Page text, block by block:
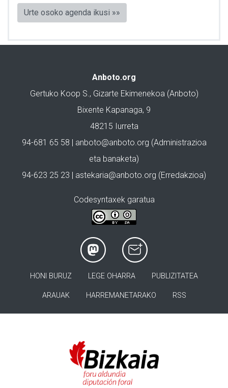
Urte osoko agenda ikusi »»
Anboto.org
Gertuko Koop S., Gizarte Ekimenekoa (Anboto)
Bixente Kapanaga, 9
48215 Iurreta
94-681 65 58 | anboto@anboto.org (Administrazioa
eta banaketa)
94-623 25 23 | astekaria@anboto.org (Erredakzioa)
Codesyntaxek garatua
HONI BURUZ LEGE OHARRA PUBLIZITATEA
ARAUAK HARREMANETARAKO RSS